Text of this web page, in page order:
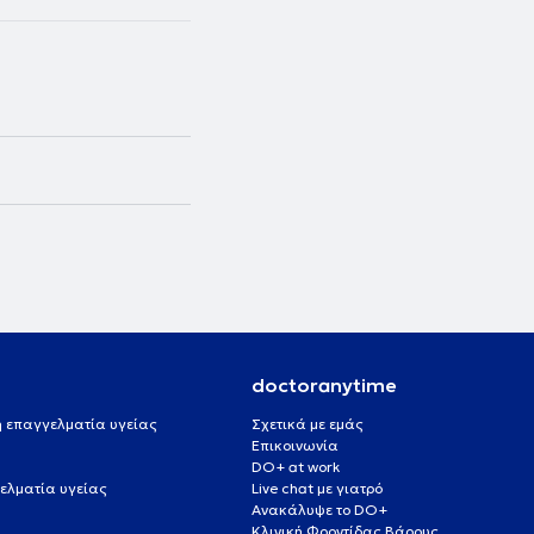
επαγγελματία υγείας
υγείας
doctoranytime
Σχετικά με εμάς
Επικοινωνία
DO+ at work
Live chat με γιατρό
Ανακάλυψε το DO+